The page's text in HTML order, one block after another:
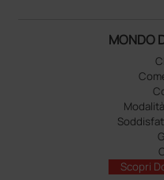
MONDO
Scopri